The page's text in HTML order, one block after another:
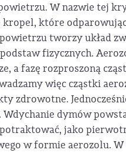
W nazwie tej
kropel, które
tworzy układ
fizycznych.
a fazę rozproszoną
więc cząstki
zdrowotne.
Wdychanie dymów
jako
w formie aerozolu.